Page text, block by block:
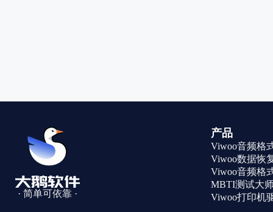
· 简单可依靠 ·
产品
Viwoo音频格
Viwoo数据恢
Viwoo音频格
MBTI测试大
Viwoo打印机